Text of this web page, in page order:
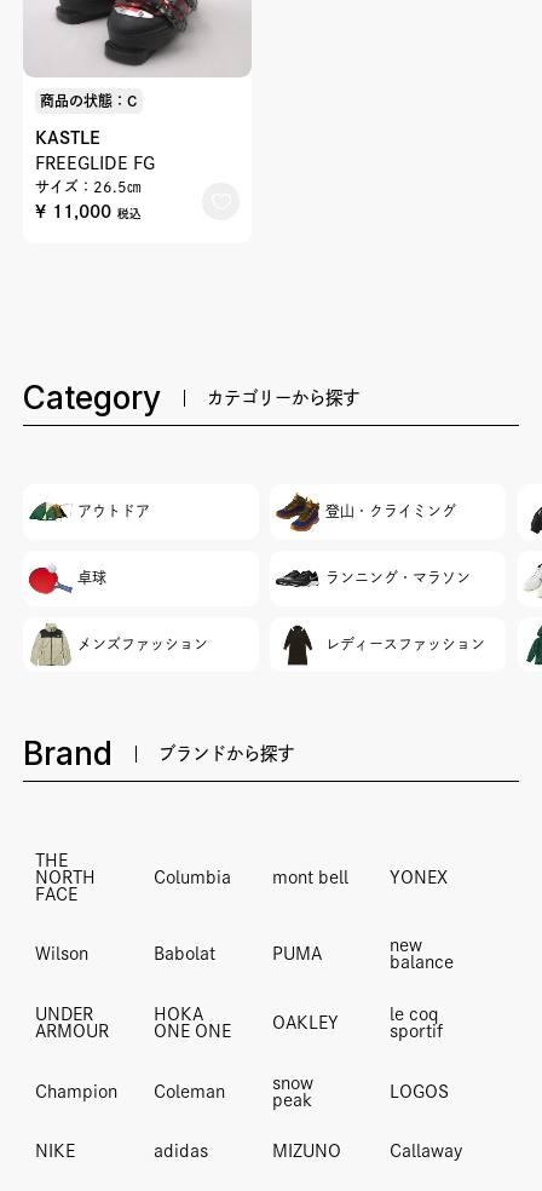
商品の状態：C
KASTLE
FREEGLIDE FG
サイズ：26.5㎝
¥ 11,000 税込
Category カテゴリーから探す
アウトドア 登山・クライミング
卓球 ランニング・マラソン
メンズファッション レディースファッション
Brand ブランドから探す
THE
NORTH
FACE
Columbia mont bell YONEX
Wilson Babolat PUMA
new
balance
UNDER
ARMOUR
HOKA
ONE ONE
OAKLEY
le coq
sportif
Champion Coleman
snow
peak
LOGOS
NIKE adidas MIZUNO Callaway